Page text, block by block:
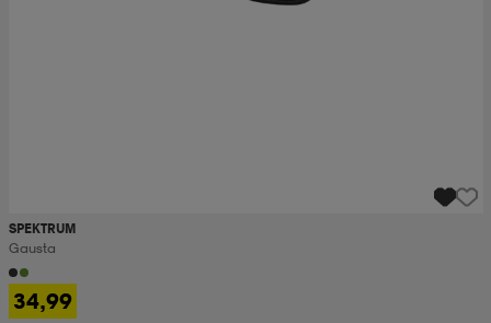
SPEKTRUM
Gausta
34,99